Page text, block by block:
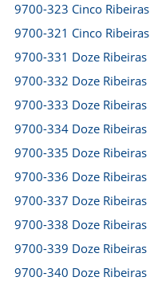
9700-323 Cinco Ribeiras
9700-321 Cinco Ribeiras
9700-331 Doze Ribeiras
9700-332 Doze Ribeiras
9700-333 Doze Ribeiras
9700-334 Doze Ribeiras
9700-335 Doze Ribeiras
9700-336 Doze Ribeiras
9700-337 Doze Ribeiras
9700-338 Doze Ribeiras
9700-339 Doze Ribeiras
9700-340 Doze Ribeiras